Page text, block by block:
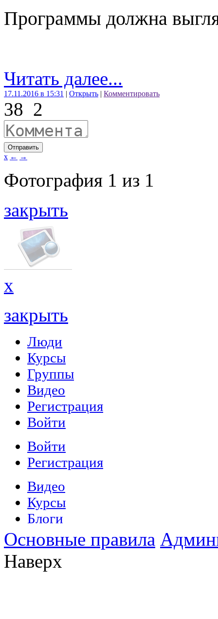
Программы должна
Читать далее...
17.11.2016 в 15:31 | Открыть | Комментировать
38 2
Отправить
x ← →
Фотография 1 из 1
закрыть
x
закрыть
Основные правила
Наверх